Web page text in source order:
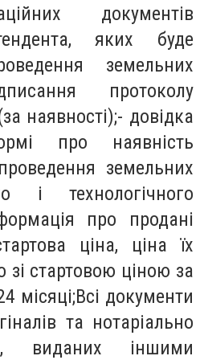
документів
яких буде
земельних
протоколу
наявності);- довідка
про наявність
земельних
і технологічного
про продані
ціна, ціна їх
зі стартовою ціною за
місяці;Всі документи
та нотаріально
виданих іншими